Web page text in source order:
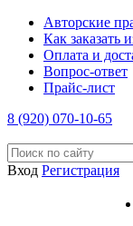
Авторские
Как заказать
Оплата и
Вопрос-ответ
Прайс-лист
8 (920) 070-10-65
Вход Регистрация